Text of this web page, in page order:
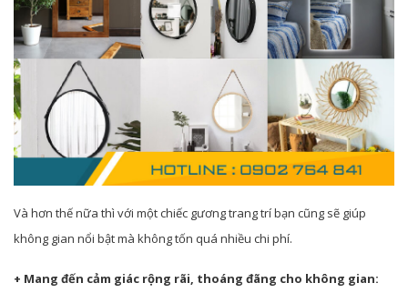
Và hơn thế nữa thì với một chiếc gương trang trí bạn cũng sẽ giúp
không gian nổi bật mà không tốn quá nhiều chi phí.
+ Mang đến cảm giác rộng rãi, thoáng đãng cho không gian: